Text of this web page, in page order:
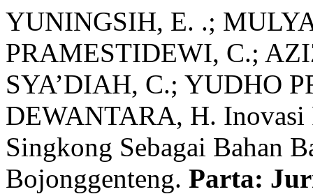
YUNINGSIH, E. .;
PRAMESTIDEWI, C.;
SYA’DIAH, C.; YUDHO
DEWANTARA, H.
Singkong Sebagai Bahan
Bojonggenteng. Parta: